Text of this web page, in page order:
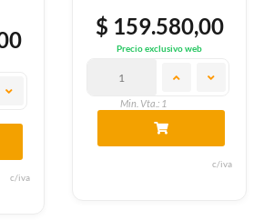
c/iva
$ 159.580,00
Precio exclusivo web
Min. Vta.: 1
c/iva